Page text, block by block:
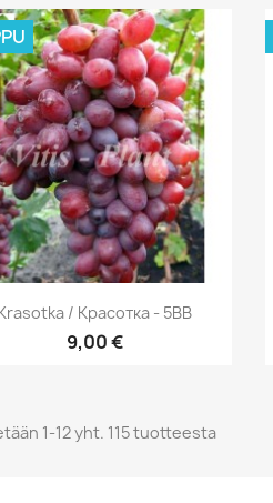
Pikakatselu
/ Красотка - 5BB
9,00 €
1-12 yht. 115 tuotteesta